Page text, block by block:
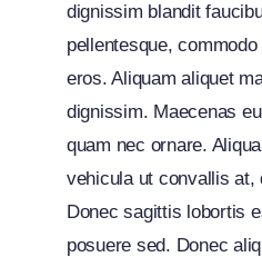
dignissim blandit
pellentesque,
eros. Aliquam aliquet
dignissim. Maecenas
quam nec ornare.
vehicula ut convallis at,
Donec sagittis lobortis
posuere sed. Donec